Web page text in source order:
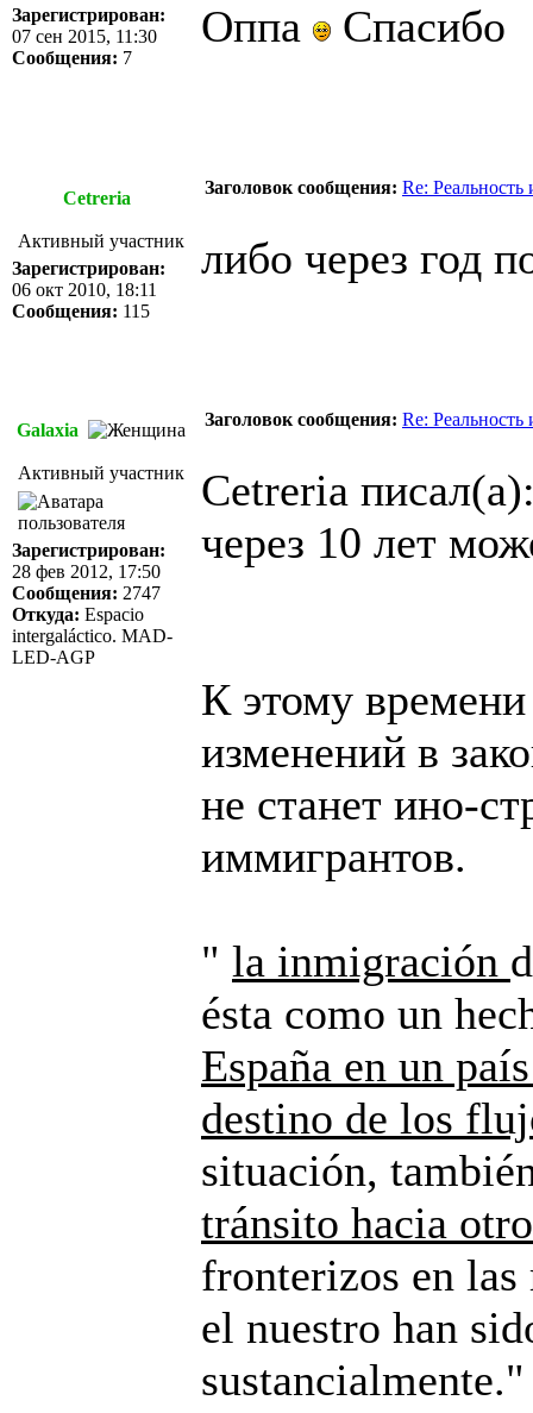
Зарегистрирован:
07 сен 2015, 11:30
Сообщения: 7
Оппа Спасибо
Cetreria
Заголовок сообщения: Re:
Активный участник
Зарегистрирован:
06 окт 2010, 18:11
Сообщения: 115
либо через год
Galaxia
Заголовок сообщения: Re:
Активный участник
Зарегистрирован:
28 фев 2012, 17:50
Сообщения: 2747
Откуда: Espacio
intergaláctico. MAD-
LED-AGP
Cetreria
через 10 лет
К этому
изменений в
не станет ино-
иммигрантов.
" la inmigración
ésta como un
España en un
destino de los
situación,
tránsito hacia
fronterizos en las
el nuestro han
sustancialmente."